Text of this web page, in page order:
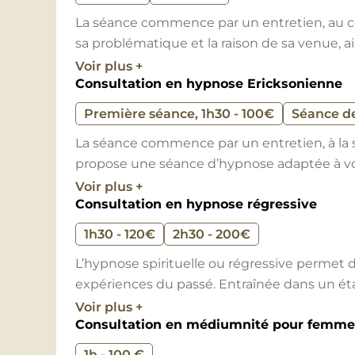
d’accompagnement par l’inconscient,
particulièrement efficace pour améliorer la
lutter contre toutes formes d’addictions,
retrouver de la confiance en soi. L’hypnose
soulagement des acouphènes.
En parallèle, Stéphane pratique laguidance
Cette technique lui permet d’analyser où
chemin de vie, afin de la guider vers les
fonction de l’énergie qui la traverse.
Stéphane est aussimagnétiseur , et
de certaines douleurs physiques. Ses
prévention et du bien-être, et ne se
médecin.
La séance commence par un entretien, au
sa problématique et la raison de sa venue,
dispense ensuite la séance de
table. Ce type de soin correspond aux
être immédiat.
Voir plus +
Consultation en hypnose Ericksonienne
Première séance, 1h30 - 100€
Séance
La séance commence par un entretien, à
propose une séance d’hypnose adaptée à
Selon les problématiques, le travail en
séances. Pendant la séance de suivi,
la première séance.
Voir plus +
Consultation en hypnose régressive
1h30 - 120€
2h30 - 200€
L’hypnose spirituelle ou régressive permet
expériences du passé. Entraînée dans un
procédé de visualisation guidé par le
à des informations qu’elle avait oubliées ou
Voir plus +
Consultation en médiumnité pour